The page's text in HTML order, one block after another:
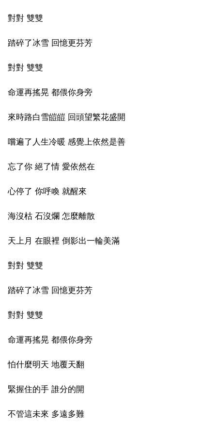
對對 雙雙
踏碎了冰雪 回憶更芬芳
對對 雙雙
命運再搖晃 都偎你身旁
來時路白雪皚皚 回頭望繁花盛開
嚐遍了人生冷暖 感覺上依然是善
忘了你 絕了情 愛依然在
心停了 你呼喚 就醒來
海沒枯 石沒爛 怎麼離散
天上月 在眼裡 倒影出一輪美滿
對對 雙雙
踏碎了冰雪 回憶更芬芳
對對 雙雙
命運再搖晃 都偎你身旁
怕什麼明天 地覆天翻
緊握住的手 誰分的開
不管這未來 多遠多難